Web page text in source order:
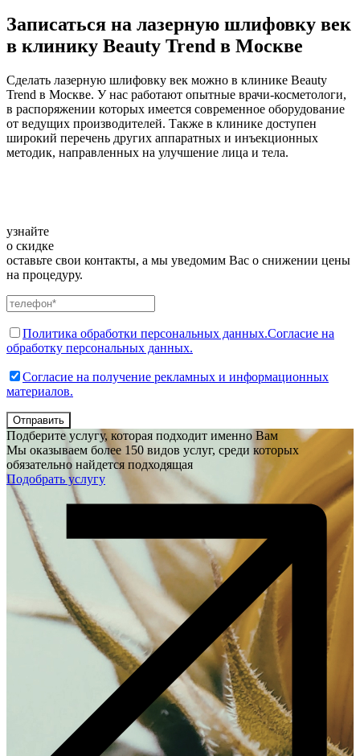
Записаться на лазерную шлифовку век
в клинику Beauty Trend в Москве
Сделать лазерную шлифовку век можно в клинике Beauty
Trend в Москве. У нас работают опытные врачи-косметологи,
в распоряжении которых имеется современное оборудование
от ведущих производителей. Также в клинике доступен
широкий перечень других аппаратных и инъекционных
методик, направленных на улучшение лица и тела.
узнайте
о скидке
оставьте свои контакты, а мы уведомим Вас о снижении цены
на процедуру.
Политика обработки персональных данных.Согласие на
обработку персональных данных.
Согласие на получение рекламных и информационных
материалов.
Отправить
Подберите услугу, которая подходит именно Вам
Мы оказываем более 150 видов услуг, среди которых
обязательно найдется подходящая
Подобрать услугу